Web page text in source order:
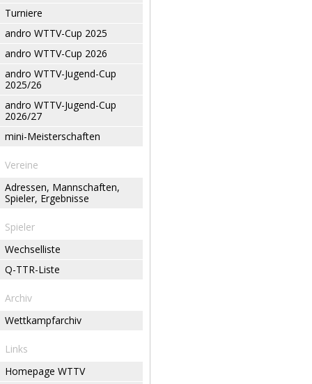
Turniere
andro WTTV-Cup 2025
andro WTTV-Cup 2026
andro WTTV-Jugend-Cup
2025/26
andro WTTV-Jugend-Cup
2026/27
mini-Meisterschaften
Vereine
Adressen, Mannschaften,
Spieler, Ergebnisse
Spieler
Wechselliste
Q-TTR-Liste
Archiv
Wettkampfarchiv
Links
Homepage WTTV